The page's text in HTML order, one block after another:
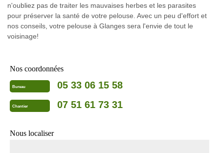
n'oubliez pas de traiter les mauvaises herbes et les parasites
pour préserver la santé de votre pelouse. Avec un peu d'effort et
nos conseils, votre pelouse à Glanges sera l'envie de tout le
voisinage!
Nos coordonnées
Bureau 05 33 06 15 58
Chantier 07 51 61 73 31
Nous localiser